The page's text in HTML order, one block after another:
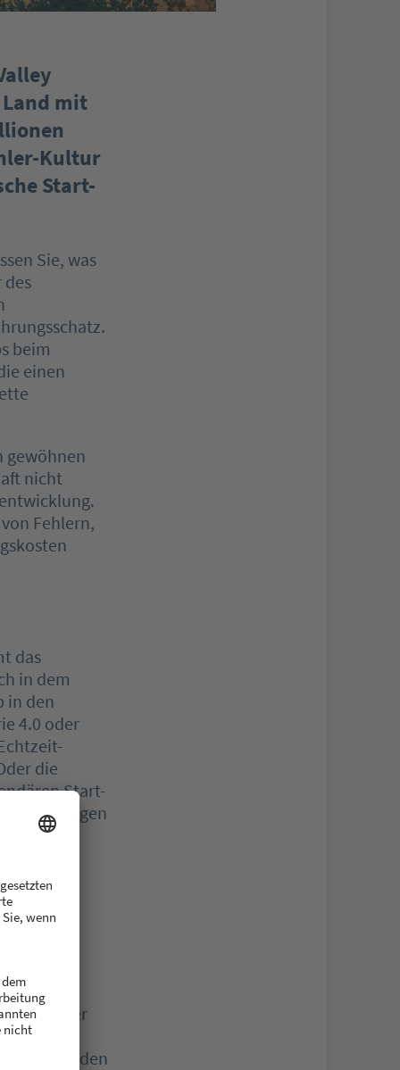
mit
Kultur
Start-
Sie, was
beim
einen
gewöhnen
nicht
Fehlern,
das
in dem
in den
4.0 oder
die
Start-
prägen
die
sagt
oder
von
schlägt den